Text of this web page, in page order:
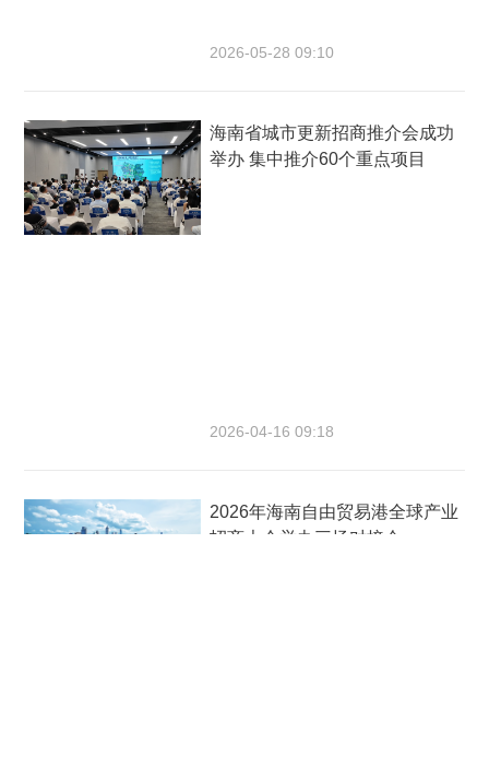
2026-05-28 09:10
海南省城市更新招商推介会成功
举办 集中推介60个重点项目
2026-04-16 09:18
2026年海南自由贸易港全球产业
招商大会举办三场对接会